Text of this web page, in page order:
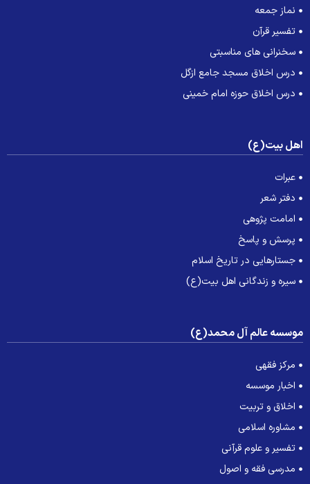
نماز جمعه
تفسیر قرآن
سخنرانی های مناسبتی
درس اخلاق مسجد جامع ازگل
درس اخلاق حوزه امام خمینی
بیت(ع)
عبرات
دفتر شعر
امامت پژوهی
پرسش و پاسخ
جستارهایی در تاریخ اسلام
سیره و زندگانی اهل بیت(ع)
عالم آل محمد(ع)
مرکز فقهی
اخبار موسسه
اخلاق و تربیت
مشاوره اسلامی
تفسیر و علوم قرآنی
مدرسی فقه و اصول